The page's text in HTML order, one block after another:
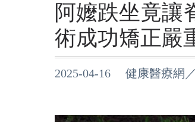
阿嬤跌坐竟
術成功矯正嚴
2025-04-16 健康醫療網